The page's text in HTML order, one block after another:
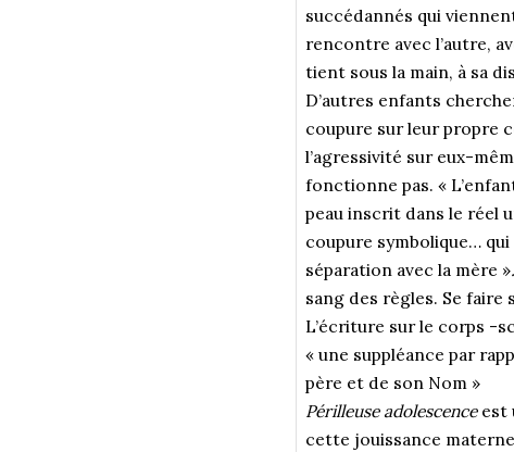
succédannés qui
rencontre avec l’autre,
tient sous la main, à sa
D’autres enfants
coupure sur leur propre
l’agressivité sur eux-
fonctionne pas. «
peau inscrit dans le réel
coupure symbolique…
séparation avec la mère ».
sang des règles. Se
L’écriture sur le corps -
« une suppléance par
père et de son Nom »
Périlleuse adolescence est
cette jouissance